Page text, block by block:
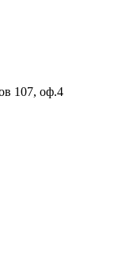
107, оф.4